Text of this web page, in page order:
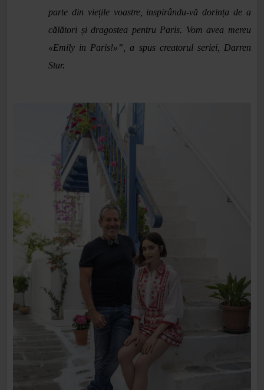
parte din viețile voastre, inspirându-vă dorința de a
călători și dragostea pentru Paris. Vom avea mereu
«Emily in Paris!»”, a spus creatorul seriei, Darren
Star.